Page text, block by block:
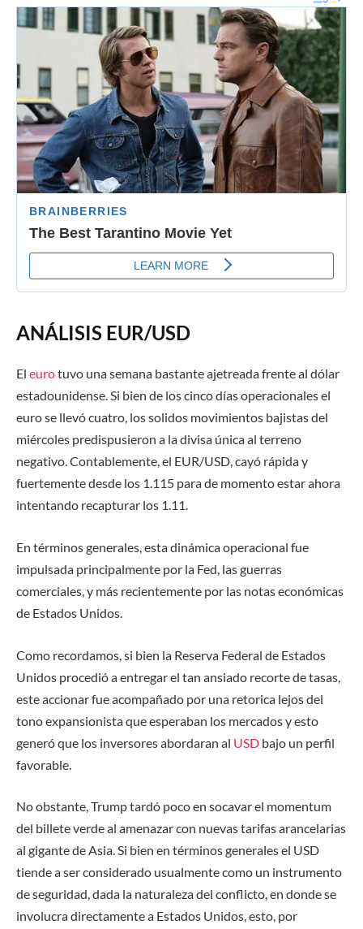
ANÁLISIS EUR/USD
El eurotuvo una semana bastante ajetreada frente al dólar
estadounidense. Si bien de los cinco días operacionales el
euro se llevó cuatro, los solidos movimientos bajistas del
miércoles predispusieron a la divisa única al terreno
negativo. Contablemente, el EUR/USD, cayó rápida y
fuertemente desde los 1.115 para de momento estar ahora
intentando recapturar los 1.11.
En términos generales, esta dinámica operacional fue
impulsada principalmente por la Fed, las guerras
comerciales, y más recientemente por las notas económicas
de Estados Unidos.
Como recordamos, si bien la Reserva Federal de Estados
Unidos procedió a entregar el tan ansiado recorte de tasas,
este accionar fue acompañado por una retorica lejos del
tono expansionista que esperaban los mercados y esto
generó que los inversores abordaran al USD bajo un perfil
favorable.
No obstante, Trump tardó poco en socavar el momentum
del billete verde al amenazar con nuevas tarifas arancelarias
al gigante de Asia. Si bien en términos generales el USD
tiende a ser considerado usualmente como un instrumento
de seguridad, dada la naturaleza del conflicto, en donde se
involucra directamente a Estados Unidos, esto, por